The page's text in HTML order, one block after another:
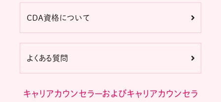
CDA資格について
よくある質問
キャリアカウンセラーおよびキャリアカウンセラ